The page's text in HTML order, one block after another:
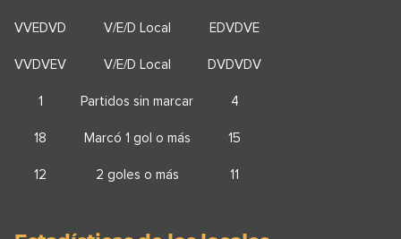
VVEDVD V/E/D Local EDVDVE
VVDVEV V/E/D Local DVDVDV
1 Partidos sin marcar 4
18 Marcó 1 gol o más 15
12 2 goles o más 11